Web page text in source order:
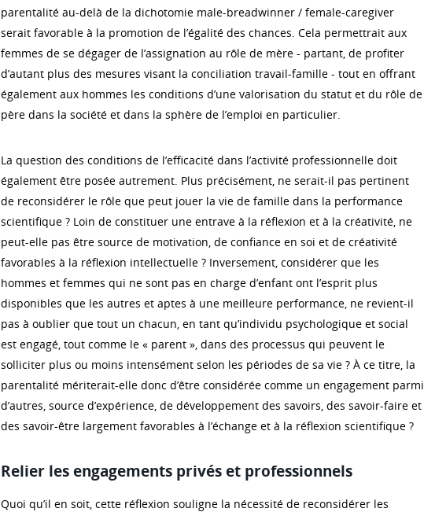
parentalité au-delà de la dichotomie male-breadwinner / female-caregiver
serait favorable à la promotion de l’égalité des chances. Cela permettrait aux
femmes de se dégager de l’assignation au rôle de mère - partant, de profiter
d’autant plus des mesures visant la conciliation travail-famille - tout en offrant
également aux hommes les conditions d’une valorisation du statut et du rôle de
père dans la société et dans la sphère de l’emploi en particulier.
La question des conditions de l’efficacité dans l’activité professionnelle doit
également être posée autrement. Plus précisément, ne serait-il pas pertinent
de reconsidérer le rôle que peut jouer la vie de famille dans la performance
scientifique ? Loin de constituer une entrave à la réflexion et à la créativité, ne
peut-elle pas être source de motivation, de confiance en soi et de créativité
favorables à la réflexion intellectuelle ? Inversement, considérer que les
hommes et femmes qui ne sont pas en charge d’enfant ont l’esprit plus
disponibles que les autres et aptes à une meilleure performance, ne revient-il
pas à oublier que tout un chacun, en tant qu’individu psychologique et social
est engagé, tout comme le « parent », dans des processus qui peuvent le
solliciter plus ou moins intensément selon les périodes de sa vie ? À ce titre, la
parentalité mériterait-elle donc d’être considérée comme un engagement parmi
d’autres, source d’expérience, de développement des savoirs, des savoir-faire et
des savoir-être largement favorables à l’échange et à la réflexion scientifique ?
Relier les engagements privés et professionnels
Quoi qu’il en soit, cette réflexion souligne la nécessité de reconsidérer les